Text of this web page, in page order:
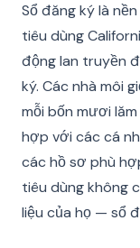
Sổ đăng ký là
tiêu dùng
động lan truyền
ký. Các nhà môi
mỗi bốn mươi
hợp với các cá
các hồ sơ phù
tiêu dùng không
liệu của họ — sổ